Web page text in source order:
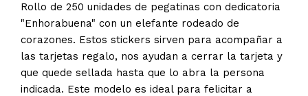
Rollo de 250 unidades de pegatinas con dedicatoria
"Enhorabuena" con un elefante rodeado de
corazones. Estos stickers sirven para acompañar a
las tarjetas regalo, nos ayudan a cerrar la tarjeta y
que quede sellada hasta que lo abra la persona
indicada. Este modelo es ideal para felicitar a